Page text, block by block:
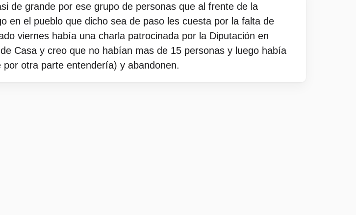
de grande por ese grupo de personas que al frente de la
en el pueblo que dicho sea de paso les cuesta por la falta de
viernes había una charla patrocinada por la Diputación en
Casa y creo que no habían mas de 15 personas y luego había
otra parte entendería) y abandonen.